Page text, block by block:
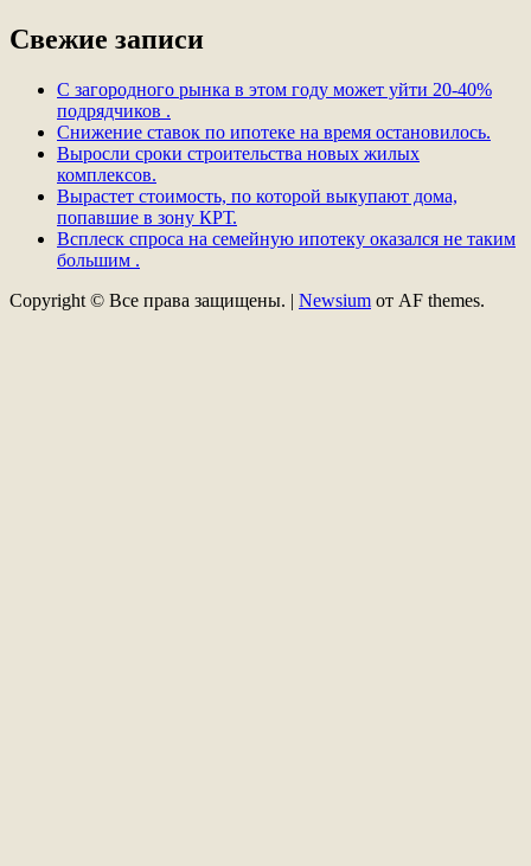
Свежие записи
С загородного рынка в этом году может уйти 20-40%
подрядчиков .
Снижение ставок по ипотеке на время остановилось.
Выросли сроки строительства новых жилых
комплексов.
Вырастет стоимость, по которой выкупают дома,
попавшие в зону КРТ.
Всплеск спроса на семейную ипотеку оказался не таким
большим .
Copyright © Все права защищены. | Newsium от AF themes.